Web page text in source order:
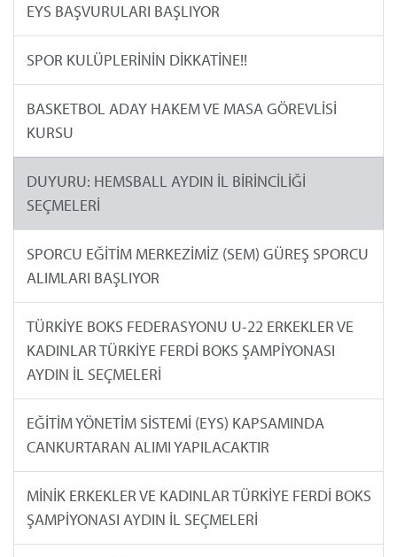
EYS BAŞVURULARI BAŞLIYOR
SPOR KULÜPLERİNİN DİKKATİNE!!
BASKETBOL ADAY HAKEM VE MASA GÖREVLİSİ
KURSU
DUYURU: HEMSBALL AYDIN İL BİRİNCİLİĞİ
SEÇMELERİ
SPORCU EĞİTİM MERKEZİMİZ (SEM) GÜREŞ SPORCU
ALIMLARI BAŞLIYOR
TÜRKİYE BOKS FEDERASYONU U-22 ERKEKLER VE
KADINLAR TÜRKİYE FERDİ BOKS ŞAMPİYONASI
AYDIN İL SEÇMELERİ
EĞİTİM YÖNETİM SİSTEMİ (EYS) KAPSAMINDA
CANKURTARAN ALIMI YAPILACAKTIR
MİNİK ERKEKLER VE KADINLAR TÜRKİYE FERDİ BOKS
ŞAMPİYONASI AYDIN İL SEÇMELERİ